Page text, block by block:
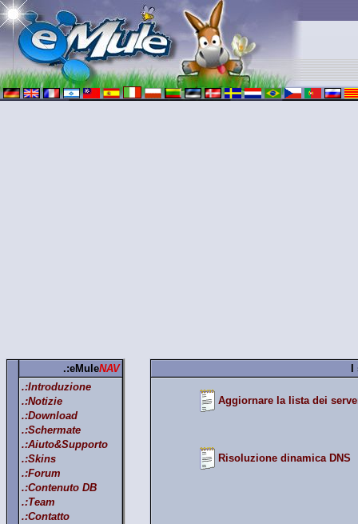
.:eMuleNAV
.:Introduzione
.:Notizie
.:Download
.:Schermate
.:Aiuto&Supporto
.:Skins
.:Forum
.:Contenuto DB
.:Team
.:Contatto
Aggiornare la lista dei
Risoluzione dinamica DNS